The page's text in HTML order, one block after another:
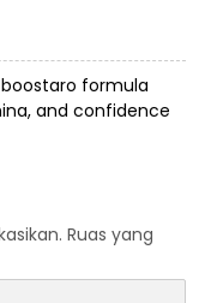
boostaro formula
and confidence
Ruas yang